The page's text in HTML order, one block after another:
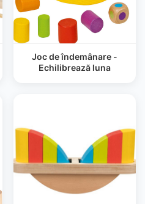
Joc de îndemânare -
Echilibrează luna